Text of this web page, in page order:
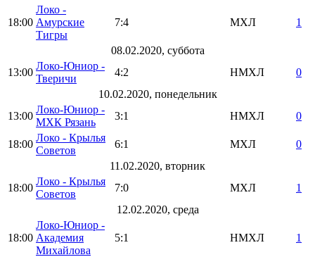
18:00
Локо -
Амурские
Тигры
7:4 МХЛ 1
08.02.2020, суббота
13:00
Локо-Юниор -
Тверичи
4:2 НМХЛ
0
10.02.2020, понедельник
13:00
Локо-Юниор -
МХК Рязань
3:1 НМХЛ 0
18:00
Локо - Крылья
Советов
6:1 МХЛ
0
11.02.2020, вторник
18:00
Локо - Крылья
Советов
7:0 МХЛ
1
12.02.2020, среда
18:00
Локо-Юниор -
Академия
Михайлова
5:1 НМХЛ 1